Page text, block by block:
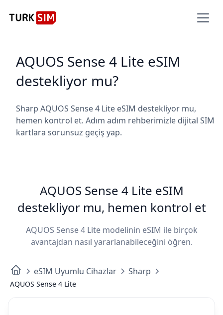
AQUOS Sense 4 Lite eSIM
destekliyor mu?
Sharp AQUOS Sense 4 Lite eSIM destekliyor mu,
hemen kontrol et. Adım adım rehberimizle dijital SIM
kartlara sorunsuz geçiş yap.
AQUOS Sense 4 Lite eSIM
destekliyor mu, hemen kontrol et
AQUOS Sense 4 Lite modelinin eSIM ile birçok
avantajdan nasıl yararlanabileceğini öğren.
eSIM Uyumlu Cihazlar Sharp
AQUOS Sense 4 Lite